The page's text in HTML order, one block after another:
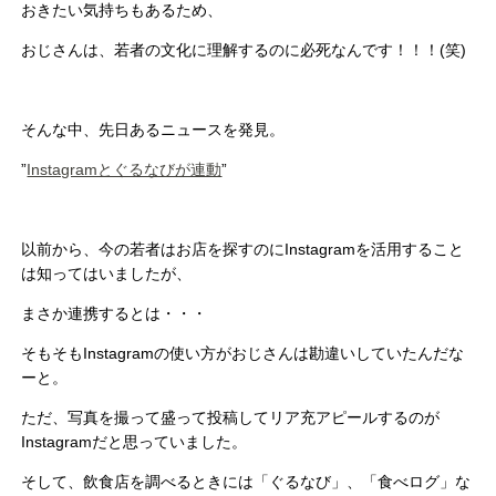
おきたい気持ちもあるため、
おじさんは、若者の文化に理解するのに必死なんです！！！(笑)
そんな中、先日あるニュースを発見。
”Instagramとぐるなびが連動”
以前から、今の若者はお店を探すのにInstagramを活用すること
は知ってはいましたが、
まさか連携するとは・・・
そもそもInstagramの使い方がおじさんは勘違いしていたんだな
ーと。
ただ、写真を撮って盛って投稿してリア充アピールするのが
Instagramだと思っていました。
そして、飲食店を調べるときには「ぐるなび」、「食べログ」な